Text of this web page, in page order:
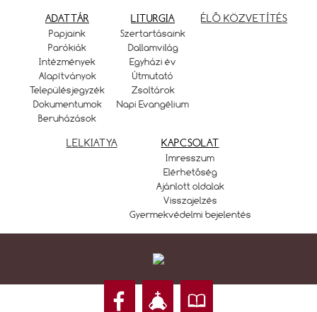
ADATTÁR
Papjaink
Parókiák
Intézmények
Alapítványok
Településjegyzék
Dokumentumok
Beruházások
LITURGIA
Szertartásaink
Dallamvilág
Egyházi év
Útmutató
Zsoltárok
Napi Evangélium
ÉLŐ KÖZVETÍTÉS
LELKIATYA KAPCSOLAT
Imresszum
Elérhetőség
Ajánlott oldalak
Visszajelzés
Gyermekvédelmi bejelentés